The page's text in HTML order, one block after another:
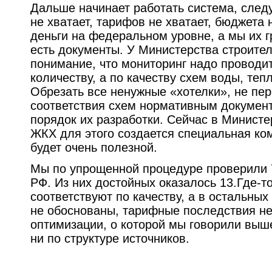
Дальше начинает работать система,
не хватает, тарифов не хватает, бюджета
деньги на федеральном уровне, а мы их
есть документы. У Министерства
понимание, что мониторинг надо
количеству, а по качеству схем воды,
Обрезать все ненужные «хотелки», не
соответствия схем нормативным
порядок их разработки. Сейчас в
ЖКХ для этого создается специальная
будет очень полезной.
Мы по упрощенной процедуре проверили
РФ. Из них достойных оказалось 13.Где-
соответствуют по качеству, а в
не обоснованы, тарифные последствия
оптимизации, о которой мы говорили
ни по структуре источников.